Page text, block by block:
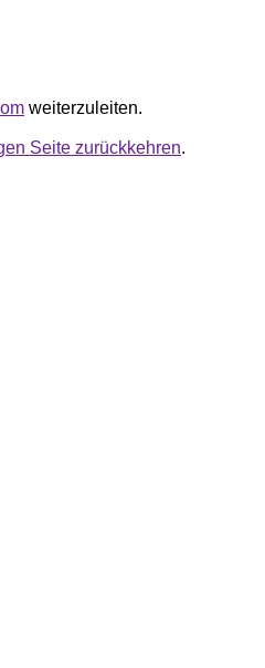
weiterzuleiten.
Seite zurückkehren.